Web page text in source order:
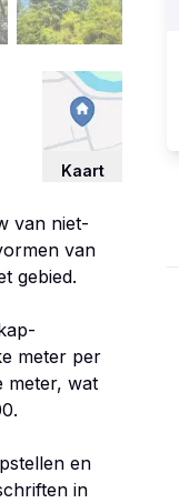
Kaart
van niet-
van
gebied.
meter per
meter, wat
en
in